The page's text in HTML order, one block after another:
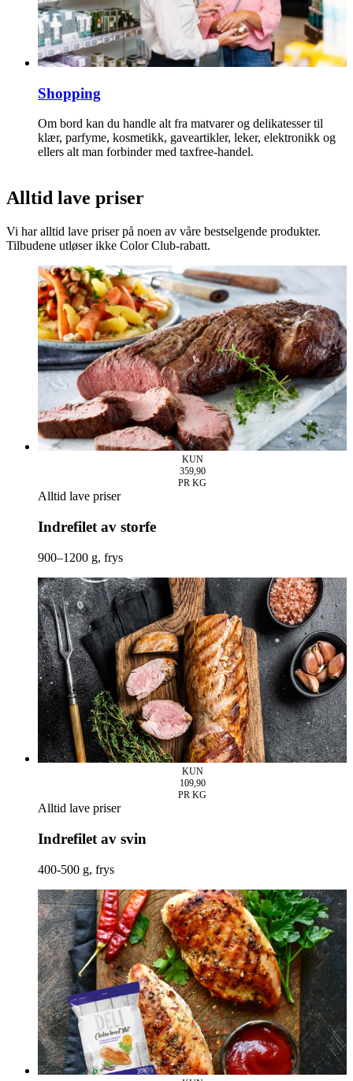
Shopping
Om bord kan du handle alt fra matvarer og delikatesser til
klær, parfyme, kosmetikk, gaveartikler, leker, elektronikk og
ellers alt man forbinder med taxfree-handel.
Alltid lave priser
Vi har alltid lave priser på noen av våre bestselgende produkter.
Tilbudene utløser ikke Color Club-rabatt.
KUN
359,90
PR KG
Alltid lave priser
Indrefilet av storfe
900–1200 g, frys
KUN
109,90
PR KG
Alltid lave priser
Indrefilet av svin
400-500 g, frys